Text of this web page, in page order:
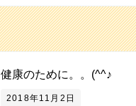
健康のために。。(^^♪
2018年11月2日